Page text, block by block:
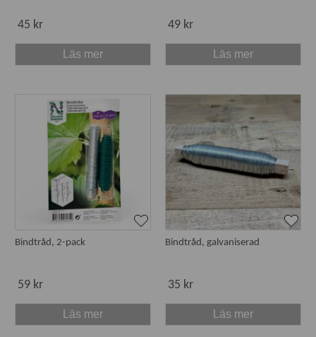
45 kr
Läs mer
49 kr
Läs mer
Bindtråd, 2-pack
59 kr
Läs mer
Bindtråd, galvaniserad
35 kr
Läs mer